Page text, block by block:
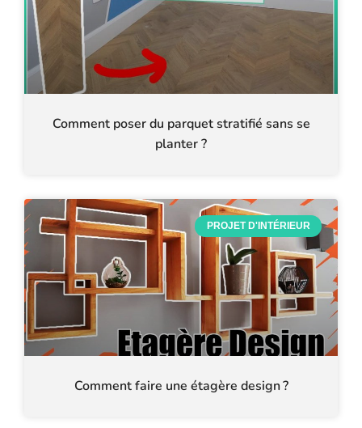
Comment poser du parquet stratifié sans se
planter ?
PROJET D'INTÉRIEUR
Comment faire une étagère design ?